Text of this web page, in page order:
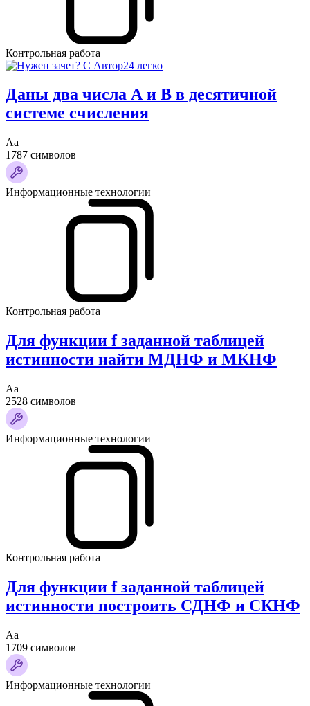
Контрольная работа
Даны два числа А и B в десятичной
системе счисления
Аа
1787 символов
Информационные технологии
Контрольная работа
Для функции f заданной таблицей
истинности найти МДНФ и МКНФ
Аа
2528 символов
Информационные технологии
Контрольная работа
Для функции f заданной таблицей
истинности построить СДНФ и СКНФ
Аа
1709 символов
Информационные технологии